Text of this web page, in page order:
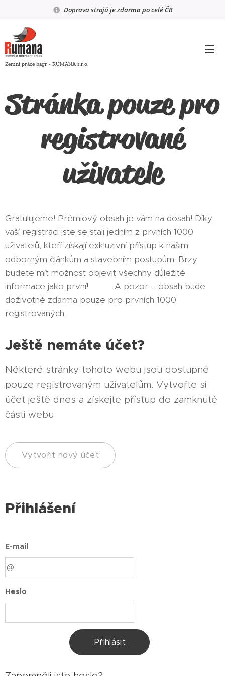
Doprava strojů je zdarma po celé ČR
Zemní práce bagr - RUMANA s.r.o.
Stránka pouze pro
registrované
uživatele
Gratulujeme! Prémiový obsah je vám na dosah! Díky
vaší registraci jste se stali jedním z prvních 1000
uživatelů, kteří získají exkluzivní přístup k našim
odborným článkům a stavebním postupům. Brzy
budete mít možnost objevit všechny důležité
informace jako první! 🚜💡 A pozor – obsah bude
doživotně zdarma pouze pro prvních 1000
registrovaných.
Ještě nemáte účet?
Některé stránky tohoto webu jsou dostupné
pouze registrovaným uživatelům. Vytvořte si
účet ještě dnes a získejte přístup do zamknuté
části webu.
Vytvořit nový účet
Přihlášení
E-mail
Heslo
Přihlásit